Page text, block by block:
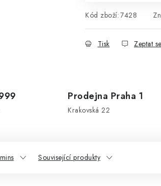
Kód zboží: 7428
Tisk Zeptat se
Prodejna Praha 1
Krakovská 22
Související produkty